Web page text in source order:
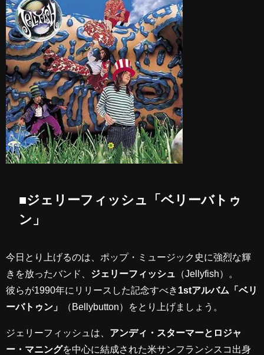
■ジェリーフィッシュ「ベリーバトゥ
ン」
今日とり上げるのは、ポップ・ミュージック史に強烈な輝
きを放ったバンド、 ジェリーフィッシュ （Jellyfish）。
彼らが1990年にリリースした記念すべき 1stアルバム「ベリ
ーバトゥン」
（Bellybutton）をとり上げましょう。
ジェリーフィッシュは、 アンディ・スターマーとロジャ
ー・マニングを中心に結成された米サンフランシスコ出身